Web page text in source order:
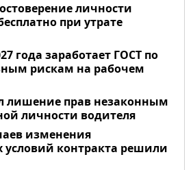
личности
при утрате
года заработает ГОСТ по
рискам на рабочем
лишение прав незаконным
личности водителя
изменения
условий контракта решили